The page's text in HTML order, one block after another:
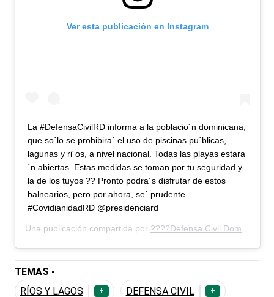
Ver esta publicación en Instagram
La #DefensaCivilRD informa a la poblacio´n dominicana,
que so´lo se prohibira´ el uso de piscinas pu´blicas,
lagunas y ri´os, a nivel nacional. Todas las playas estara
´n abiertas. Estas medidas se toman por tu seguridad y
la de los tuyos ?? Pronto podra´s disfrutar de estos
balnearios, pero por ahora, se´ prudente.
#CovidianidadRD @presidenciard
Una publicación compartida por ????Defensa Civil Dominicana????
TEMAS -
RÍOS Y LAGOS
+ DEFENSA CIVIL +